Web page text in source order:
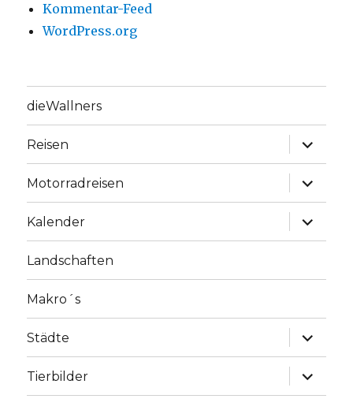
Kommentar-Feed
WordPress.org
dieWallners
Reisen
Motorradreisen
Kalender
Landschaften
Makro´s
Städte
Tierbilder